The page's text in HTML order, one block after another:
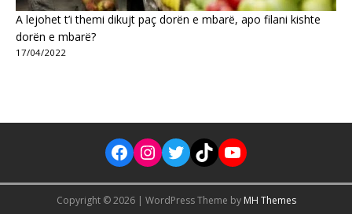
A lejohet t’i themi dikujt paç dorën e mbarë, apo filani kishte
dorën e mbarë?
17/04/2022
Copyright © 2026 | WordPress Theme by MH Themes